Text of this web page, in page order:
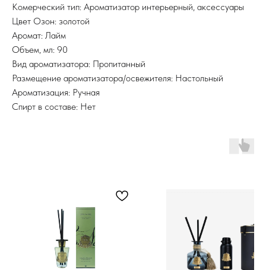
Комерческий тип: Ароматизатор интерьерный, аксессуары
Цвет Озон: золотой
Аромат: Лайм
Объем, мл: 90
Вид ароматизатора: Пропитанный
Размещение ароматизатора/освежителя: Настольный
Ароматизация: Ручная
Спирт в составе: Нет